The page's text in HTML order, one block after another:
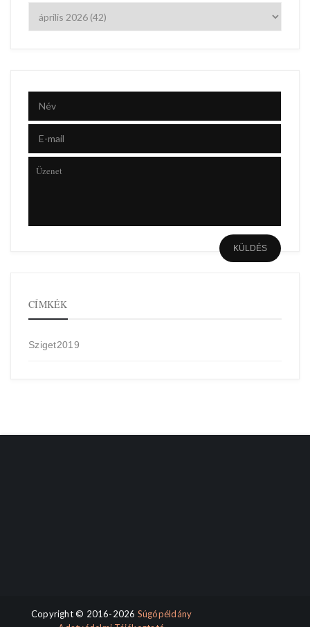
CÍMKÉK
Sziget2019
Copyright © 2016-2026 Súgópéldány